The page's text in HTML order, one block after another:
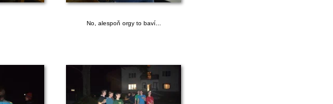
No, alespoň orgy to baví...